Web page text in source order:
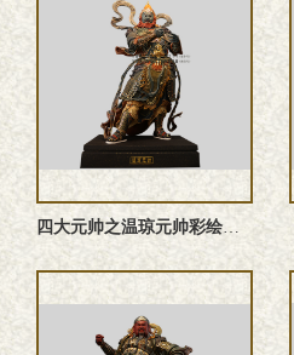
四大元帅之温琼元帅‌彩绘神像